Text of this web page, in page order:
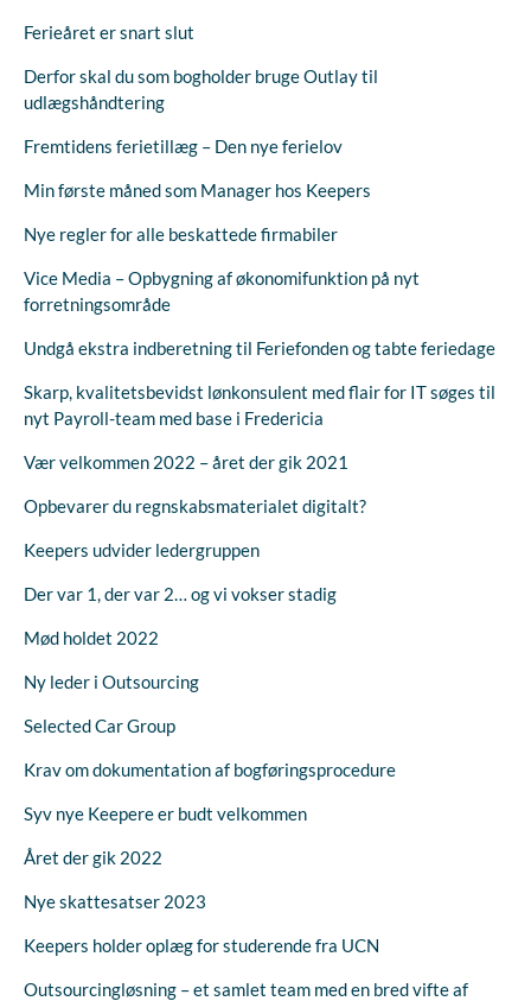
Ferieåret er snart slut
Derfor skal du som bogholder bruge Outlay til
udlægshåndtering
Fremtidens ferietillæg – Den nye ferielov
Min første måned som Manager hos Keepers
Nye regler for alle beskattede firmabiler
Vice Media – Opbygning af økonomifunktion på nyt
forretningsområde
Undgå ekstra indberetning til Feriefonden og tabte feriedage
Skarp, kvalitetsbevidst lønkonsulent med flair for IT søges til
nyt Payroll-team med base i Fredericia
Vær velkommen 2022 – året der gik 2021
Opbevarer du regnskabsmaterialet digitalt?
Keepers udvider ledergruppen
Der var 1, der var 2… og vi vokser stadig
Mød holdet 2022
Ny leder i Outsourcing
Selected Car Group
Krav om dokumentation af bogføringsprocedure
Syv nye Keepere er budt velkommen
Året der gik 2022
Nye skattesatser 2023
Keepers holder oplæg for studerende fra UCN
Outsourcingløsning – et samlet team med en bred vifte af